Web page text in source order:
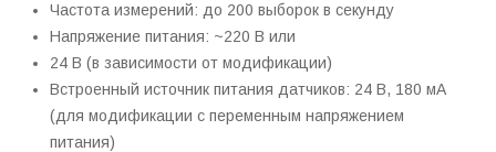
Частота измерений: до 200 выборок в секунду
Напряжение питания: ~220 В или
24 В (в зависимости от модификации)
Встроенный источник питания датчиков: 24 В, 180 мА
(для модификации с переменным напряжением
питания)